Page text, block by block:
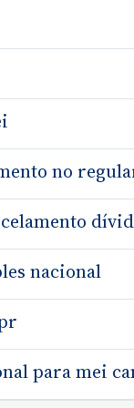
no
nacional
para mei